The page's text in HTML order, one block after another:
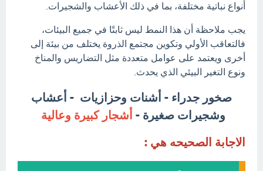
أنواع نباتية مختلفة، بما في ذلك الأعشاب والشجيرات.
يجب ملاحظة أن هذا النمط ليس ثابتًا في جميع البيئات،
فالتعاقب الأولي وتكوين مجتمع الذروة يختلف من بيئة إلى
أخرى ويعتمد على عوامل متعددة مثل التضاريس والمناخ
ونوع التغير البيئي الذي يحدث.
صخور جدراء - أشنات وحزازيات - أعشاب
وشجيرات صغيرة - أشجار كبيرة وعالية
الاجابة الصحيحه هي :